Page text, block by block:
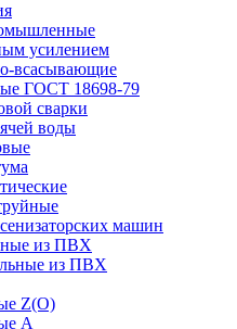
усилением
всасывающие
ГОСТ 18698-79
сварки
воды
машин
из ПВХ
из ПВХ
Z(О)
А